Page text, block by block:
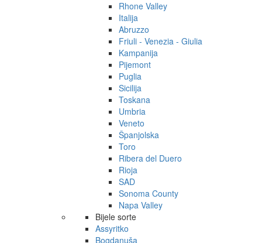
Rhone Valley
Italija
Abruzzo
Friuli - Venezia - Giulia
Kampanija
Pijemont
Puglia
Sicilija
Toskana
Umbria
Veneto
Španjolska
Toro
Ribera del Duero
Rioja
SAD
Sonoma County
Napa Valley
Bijele sorte
Assyritko
Bogdanuša